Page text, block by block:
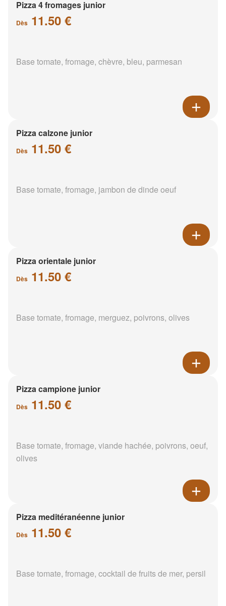
Pizza 4 fromages junior
Dès 11.50 €
Base tomate, fromage, chèvre, bleu, parmesan
Pizza calzone junior
Dès 11.50 €
Base tomate, fromage, jambon de dinde oeuf
Pizza orientale junior
Dès 11.50 €
Base tomate, fromage, merguez, poivrons, olives
Pizza campione junior
Dès 11.50 €
Base tomate, fromage, viande hachée, poivrons, oeuf,
olives
Pizza meditéranéenne junior
Dès 11.50 €
Base tomate, fromage, cocktail de fruits de mer, persil